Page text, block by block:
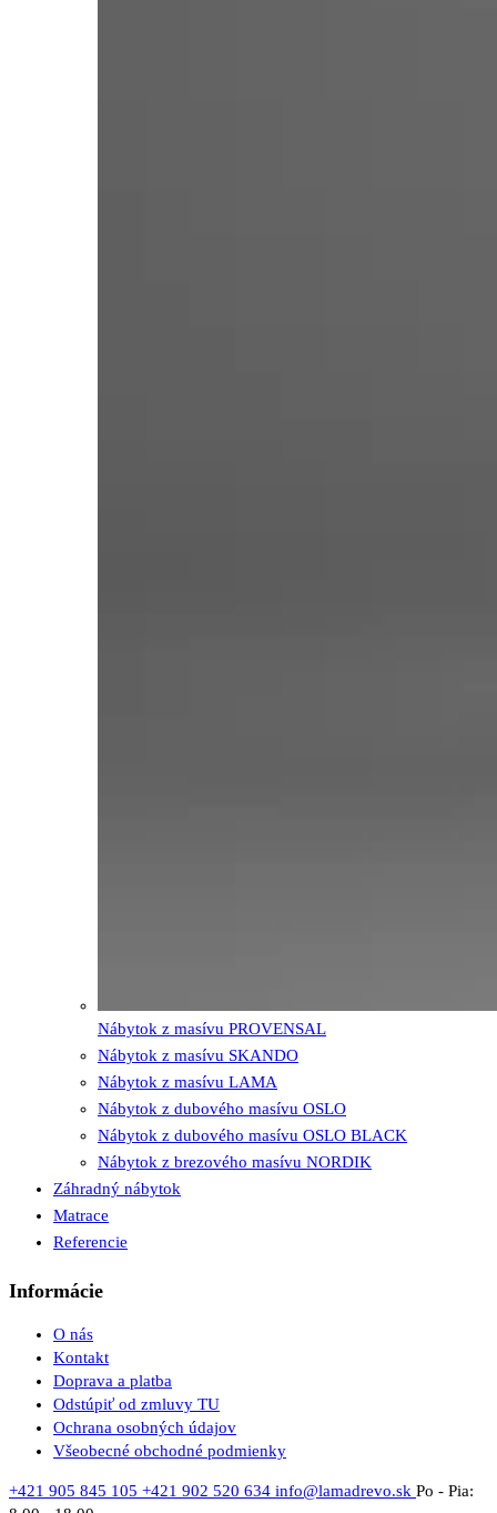
Nábytok z masívu PROVENSAL
Nábytok z masívu SKANDO
Nábytok z masívu LAMA
Nábytok z dubového masívu OSLO
Nábytok z dubového masívu OSLO BLACK
Nábytok z brezového masívu NORDIK
Záhradný nábytok
Matrace
Referencie
Informácie
O nás
Kontakt
Doprava a platba
Odstúpiť od zmluvy TU
Ochrana osobných údajov
Všeobecné obchodné podmienky
+421 905 845 105 +421 902 520 634 info@lamadrevo.sk Po - Pia: